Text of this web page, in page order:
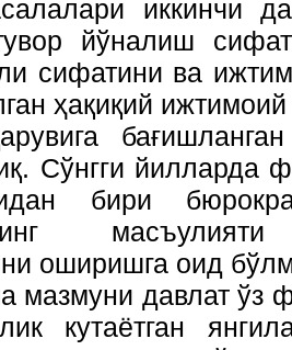
иккинчи
йўналиш
сифатини ва
ҳақиқий
Сўнгги йилларда
бири
оширишга оид
мазмуни давлат ўз
кутаётган